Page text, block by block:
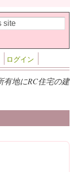
ム
ログイン
有地にRC住宅の建